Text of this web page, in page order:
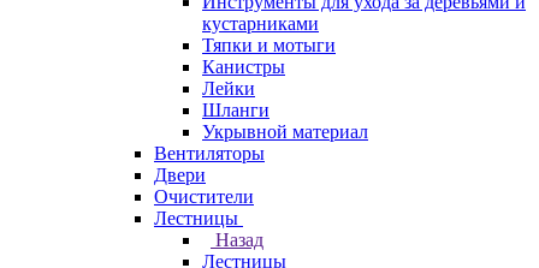
кустарниками
Тяпки и мотыги
Канистры
Лейки
Шланги
Укрывной материал
Вентиляторы
Двери
Очистители
Лестницы
Назад
Лестницы